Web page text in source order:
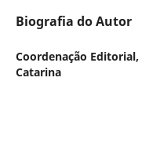
Biografia do Autor
Coordenação Editorial,
Catarina